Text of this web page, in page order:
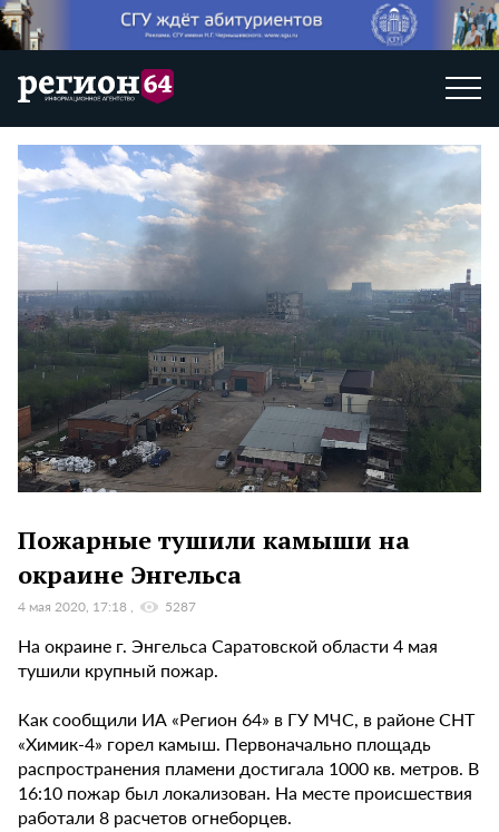
Пожарные тушили камыши на
окраине Энгельса
4 мая 2020, 17:18 5287
На окраине г. Энгельса Саратовской области 4 мая
тушили крупный пожар.
Как сообщили ИА «Регион 64» в ГУ МЧС, в районе СНТ
«Химик-4» горел камыш. Первоначально площадь
распространения пламени достигала 1000 кв. метров. В
16:10 пожар был локализован. На месте происшествия
работали 8 расчетов огнеборцев.